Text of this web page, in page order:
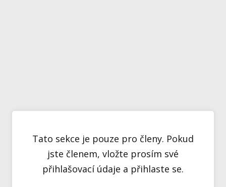
Tato sekce je pouze pro členy. Pokud
jste členem, vložte prosím své
přihlašovací údaje a přihlaste se.